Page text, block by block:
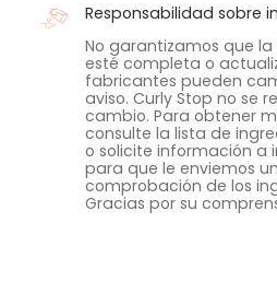
Responsabilidad sobre
No garantizamos que
esté completa o
fabricantes pueden
aviso. Curly Stop no se
cambio. Para obtener
consulte la lista de
o solicite información a
para que le enviemos
comprobación de los
Gracias por su